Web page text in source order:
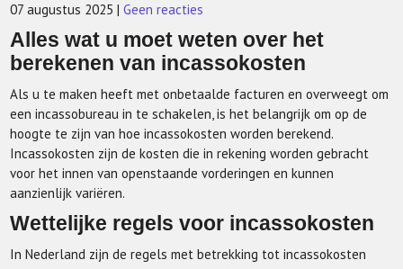
07 augustus 2025 |Geen reacties
Alles wat u moet weten over het
berekenen van incassokosten
Als u te maken heeft met onbetaalde facturen en overweegt om
een incassobureau in te schakelen, is het belangrijk om op de
hoogte te zijn van hoe incassokosten worden berekend.
Incassokosten zijn de kosten die in rekening worden gebracht
voor het innen van openstaande vorderingen en kunnen
aanzienlijk variëren.
Wettelijke regels voor incassokosten
In Nederland zijn de regels met betrekking tot incassokosten